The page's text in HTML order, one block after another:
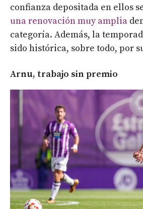
confianza depositada en ellos
una renovación muy amplia
categoría. Además, la
sido histórica, sobre todo, por
Arnu, trabajo sin premio